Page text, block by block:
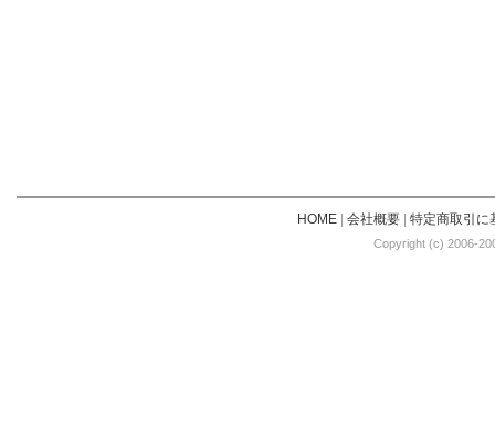
HOME| 会社概要| 特定商取引に
Copyright (c) 2006-